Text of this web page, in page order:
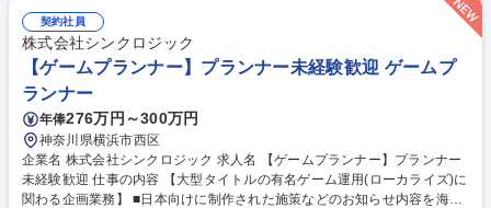
計および管理 ■テスト環境のDevOps構築 ■評価結果のドキュメント作成
や改善提案 ■システムの安定稼働と品質向上のための検証作業全般 募集職
種 【QAエンジニア(性能テスト)】プライム上場×TOPシェア製品 年休127
日/残業10h
契約社員
株式会社シンクロジック
【ゲームプランナー】プランナー未経験歓迎 ゲームプ
ランナー
年俸276万円～300万円
神奈川県横浜市西区
企業名 株式会社シンクロジック 求人名 【ゲームプランナー】プランナー
未経験歓迎 仕事の内容 【大型タイトルの有名ゲーム運用(ローカライズ)に
関わる企画業務】 ■日本向けに制作された施策などのお知らせ内容を海外